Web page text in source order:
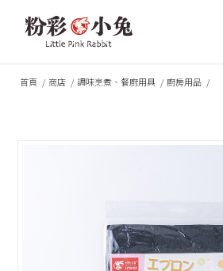
首頁 / 商店 / 調味烹煮、餐廚用具 / 廚房用品 /